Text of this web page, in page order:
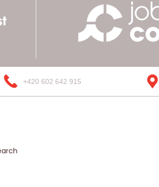
+420 602 642 915